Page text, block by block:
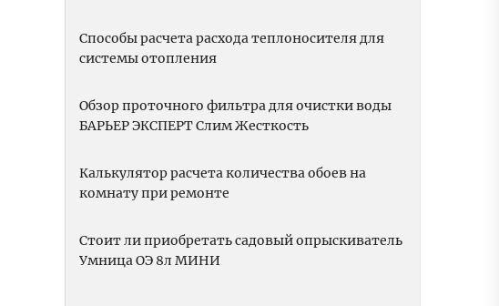
Способы расчета расхода теплоносителя для
системы отопления
Обзор проточного фильтра для очистки воды
БАРЬЕР ЭКСПЕРТ Слим Жесткость
Калькулятор расчета количества обоев на
комнату при ремонте
Стоит ли приобретать садовый опрыскиватель
Умница ОЭ 8л МИНИ